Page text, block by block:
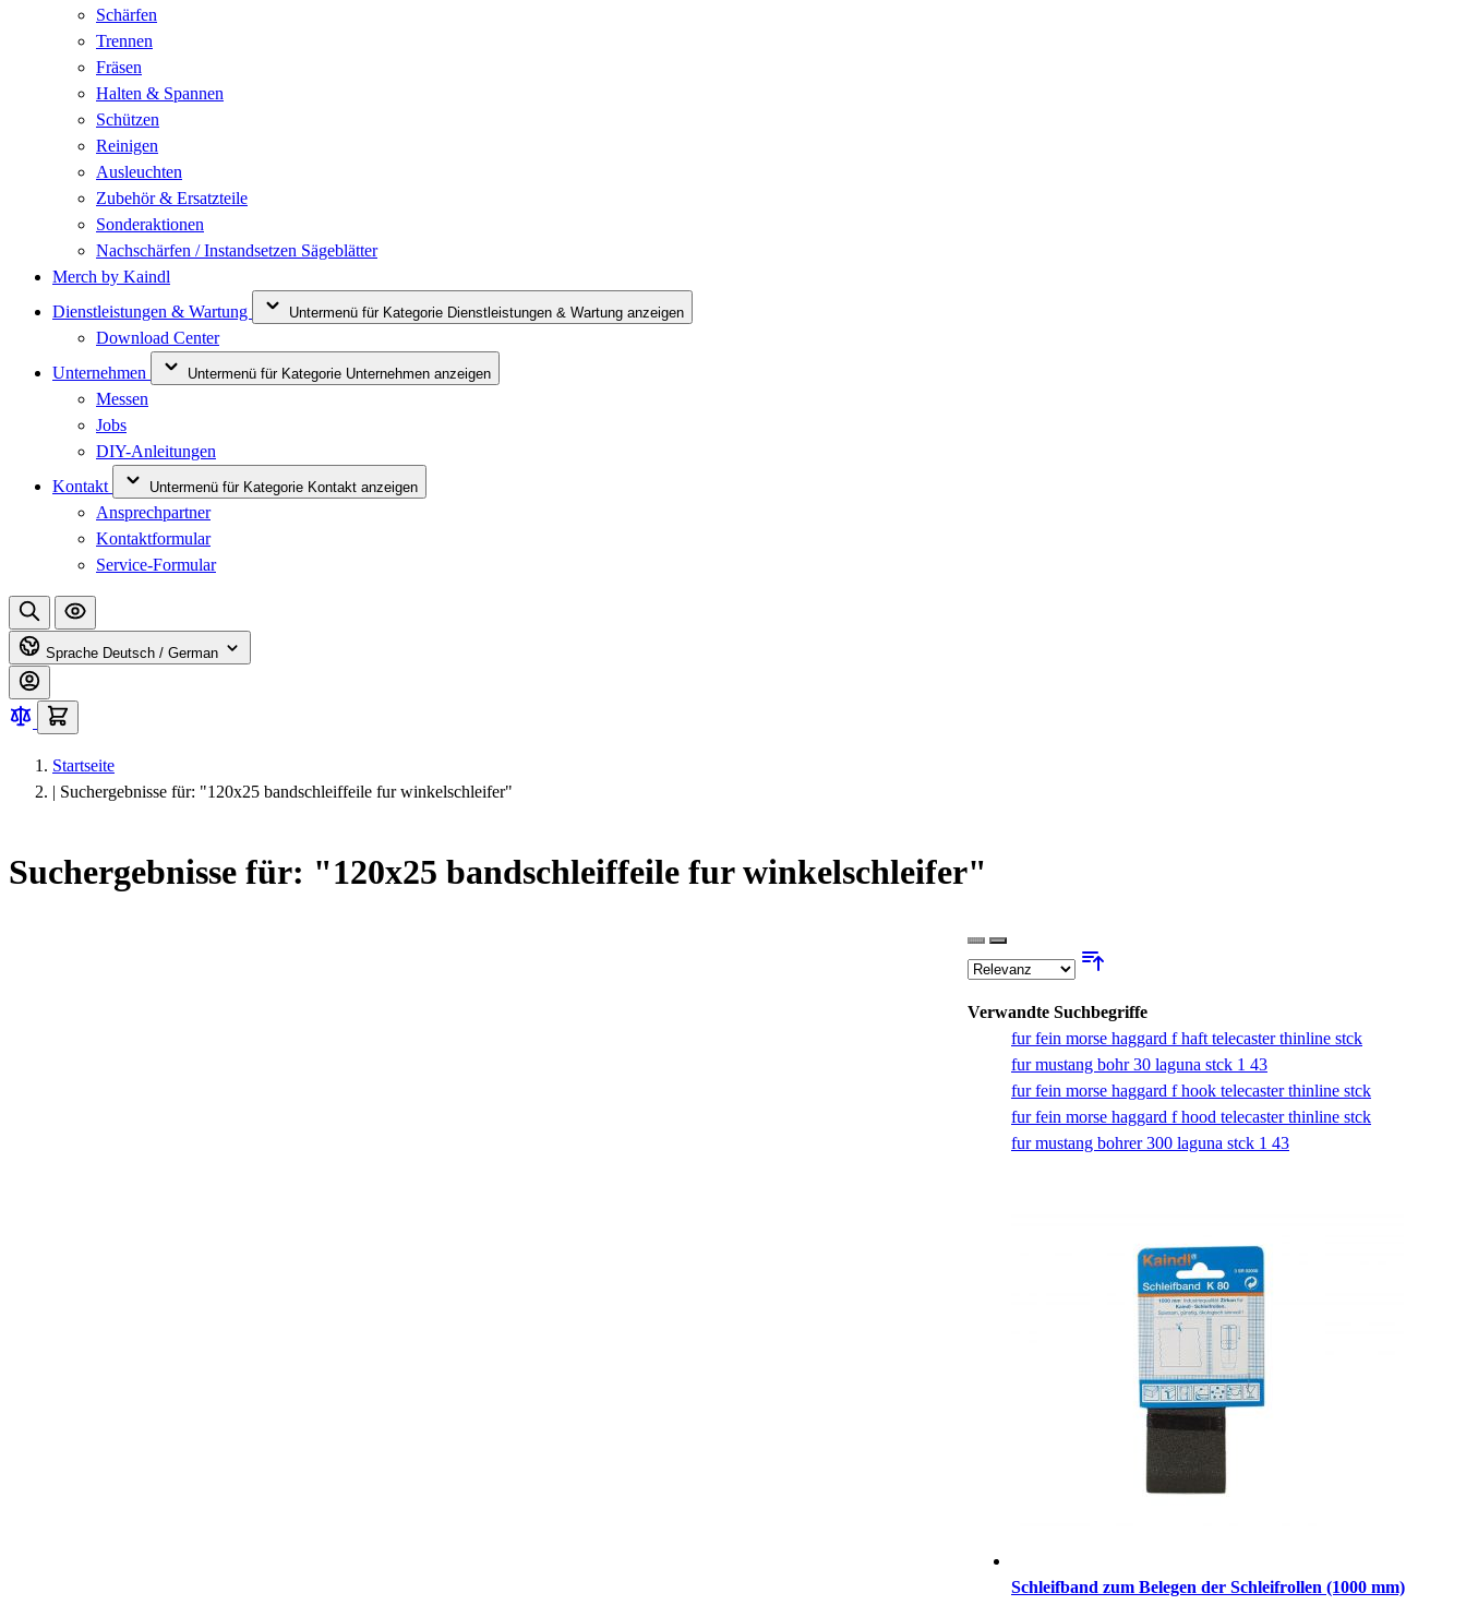
Schärfen
Trennen
Fräsen
Halten & Spannen
Schützen
Reinigen
Ausleuchten
Zubehör & Ersatzteile
Sonderaktionen
Nachschärfen / Instandsetzen Sägeblätter
Merch by Kaindl
Dienstleistungen & Wartung
Untermenü für Kategorie Dienstleistungen & Wartung anzeigen
Download Center
Unternehmen
Untermenü für Kategorie Unternehmen anzeigen
Messen
Jobs
DIY-Anleitungen
Kontakt
Untermenü für Kategorie Kontakt anzeigen
Ansprechpartner
Kontaktformular
Service-Formular
Sprache Deutsch / German
Startseite
| Suchergebnisse für: "120x25 bandschleiffeile fur winkelschleifer"
Suchergebnisse für: "120x25 bandschleiffeile fur winkelschleifer"
Verwandte Suchbegriffe
fur fein morse haggard f haft telecaster thinline stck
fur mustang bohr 30 laguna stck 1 43
fur fein morse haggard f hook telecaster thinline stck
fur fein morse haggard f hood telecaster thinline stck
fur mustang bohrer 300 laguna stck 1 43
Schleifband zum Belegen der Schleifrollen (1000 mm)